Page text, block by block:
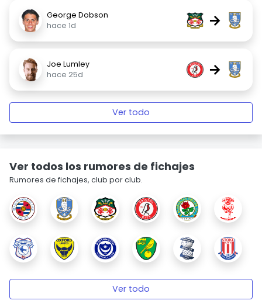
George Dobson
hace 1d
→
Joe Lumley
hace 25d
→
Ver todo
Ver todos los rumores de fichajes
Rumores de fichajes, club por club.
Ver todo